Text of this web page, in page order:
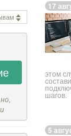
17
этом
шагов.
5